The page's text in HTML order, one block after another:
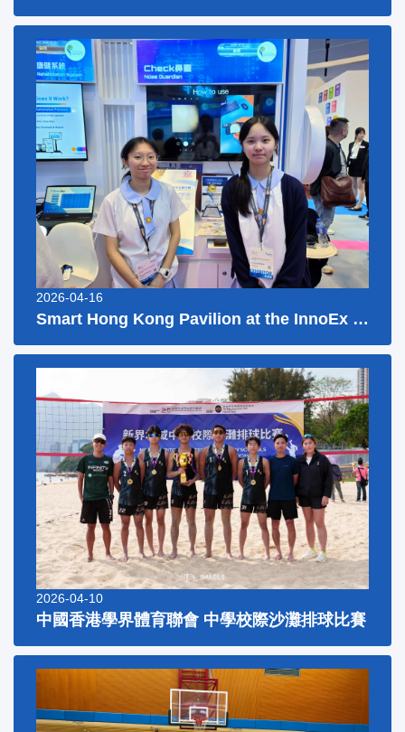
2026-04-16
Smart Hong Kong Pavilion at the InnoEx 2026
2026-04-10
中國香港學界體育聯會 中學校際沙灘排球比賽